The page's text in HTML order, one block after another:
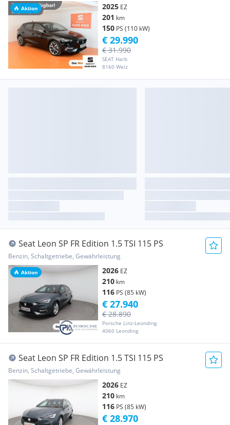
Aktion 2025 EZ
201 km
150 PS (110 kW)
SEAT Harb
8160 Weiz
€ 31.990
€ 29.990
Aktion
Seat Leon SP FR Edition 1.5 TSI 115 PS
Benzin, Schaltgetriebe, Gewährleistung
2026 EZ
210 km
116 PS (85 kW)
Porsche Linz-Leonding
4060 Leonding
€ 28.890
€ 27.940
Seat Leon SP FR Edition 1.5 TSI 115 PS
Benzin, Schaltgetriebe, Gewährleistung
2026 EZ
210 km
116 PS (85 kW)
€ 28.970